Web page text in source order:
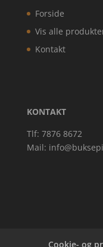
Forside
Vis alle
Kontakt
KONTAKT
Tlf: 7876 8672
Mail:
Cookie- og